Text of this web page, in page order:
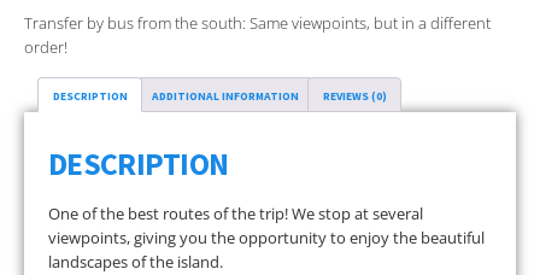
Transfer by bus from the south: Same viewpoints, but in a different
order!
DESCRIPTION ADDITIONAL INFORMATION REVIEWS (0)
DESCRIPTION
One of the best routes of the trip! We stop at several
viewpoints, giving you the opportunity to enjoy the beautiful
landscapes of the island.